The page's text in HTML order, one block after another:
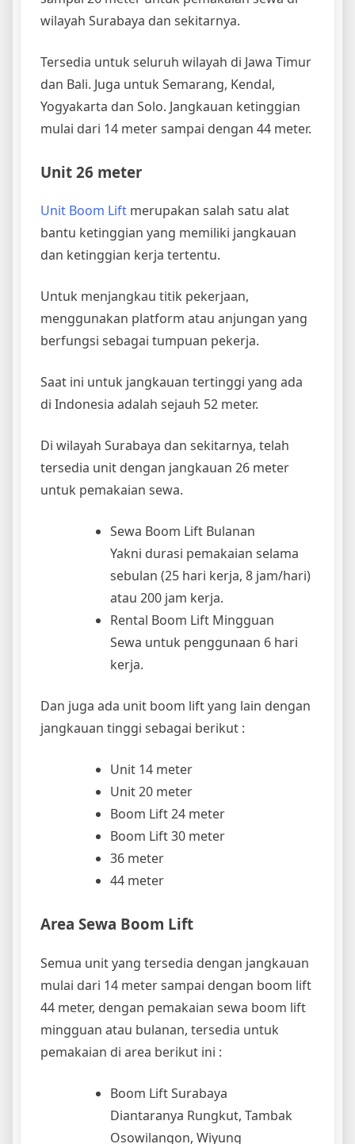
wilayah Surabaya dan sekitarnya.
Tersedia untuk seluruh wilayah di Jawa Timur
dan Bali. Juga untuk Semarang, Kendal,
Yogyakarta dan Solo. Jangkauan ketinggian
mulai dari 14 meter sampai dengan 44 meter.
Unit 26 meter
Unit Boom Lift merupakan salah satu alat
bantu ketinggian yang memiliki jangkauan
dan ketinggian kerja tertentu.
Untuk menjangkau titik pekerjaan,
menggunakan platform atau anjungan yang
berfungsi sebagai tumpuan pekerja.
Saat ini untuk jangkauan tertinggi yang ada
di Indonesia adalah sejauh 52 meter.
Di wilayah Surabaya dan sekitarnya, telah
tersedia unit dengan jangkauan 26 meter
untuk pemakaian sewa.
Sewa Boom Lift Bulanan
Yakni durasi pemakaian selama
sebulan (25 hari kerja, 8 jam/hari)
atau 200 jam kerja.
Rental Boom Lift Mingguan
Sewa untuk penggunaan 6 hari
kerja.
Dan juga ada unit boom lift yang lain dengan
jangkauan tinggi sebagai berikut :
Unit 14 meter
Unit 20 meter
Boom Lift 24 meter
Boom Lift 30 meter
36 meter
44 meter
Area Sewa Boom Lift
Semua unit yang tersedia dengan jangkauan
mulai dari 14 meter sampai dengan boom lift
44 meter, dengan pemakaian sewa boom lift
mingguan atau bulanan, tersedia untuk
pemakaian di area berikut ini :
Boom Lift Surabaya
Diantaranya Rungkut, Tambak
Osowilangon, Wiyung